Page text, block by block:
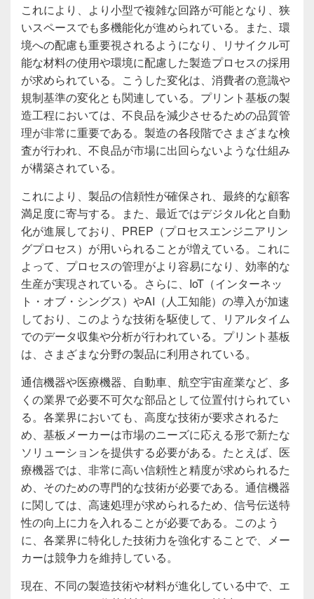
これにより、より小型で複雑な回路が可能となり、狭
いスペースでも多機能化が進められている。また、環
境への配慮も重要視されるようになり、リサイクル可
能な材料の使用や環境に配慮した製造プロセスの採用
が求められている。こうした変化は、消費者の意識や
規制基準の変化とも関連している。プリント基板の製
造工程においては、不良品を減少させるための品質管
理が非常に重要である。製造の各段階でさまざまな検
査が行われ、不良品が市場に出回らないような仕組み
が構築されている。
これにより、製品の信頼性が確保され、最終的な顧客
満足度に寄与する。また、最近ではデジタル化と自動
化が進展しており、PREP（プロセスエンジニアリン
グプロセス）が用いられることが増えている。これに
よって、プロセスの管理がより容易になり、効率的な
生産が実現されている。さらに、IoT（インターネッ
ト・オブ・シングス）やAI（人工知能）の導入が加速
しており、このような技術を駆使して、リアルタイム
でのデータ収集や分析が行われている。プリント基板
は、さまざまな分野の製品に利用されている。
通信機器や医療機器、自動車、航空宇宙産業など、多
くの業界で必要不可欠な部品として位置付けられてい
る。各業界においても、高度な技術が要求されるた
め、基板メーカーは市場のニーズに応える形で新たな
ソリューションを提供する必要がある。たとえば、医
療機器では、非常に高い信頼性と精度が求められるた
め、そのための専門的な技術が必要である。通信機器
に関しては、高速処理が求められるため、信号伝送特
性の向上に力を入れることが必要である。このよう
に、各業界に特化した技術力を強化することで、メー
カーは競争力を維持している。
現在、不同の製造技術や材料が進化している中で、エ